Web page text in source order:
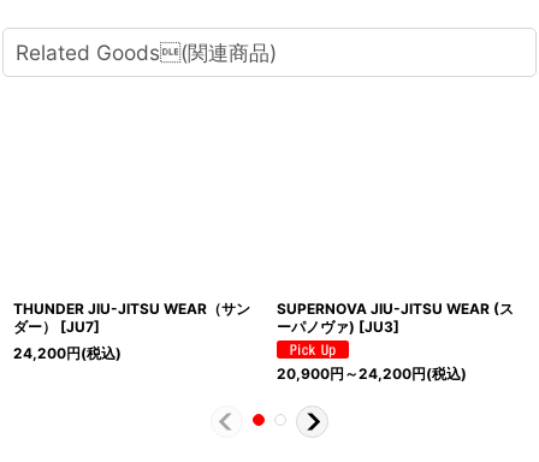
Related Goods(関連商品)
THUNDER JIU-JITSU WEAR（サン
ダー）
[JU7]
24,200円(税込)
SUPERNOVA JIU-JITSU WEAR (ス
ーパノヴァ) [JU3]
20,900円 ～24,200円(税込)